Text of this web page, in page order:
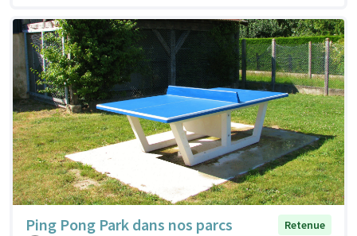
Ping Pong Park dans nos parcs
Retenue